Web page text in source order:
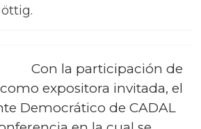
Con la participación de
expositora invitada, el
Democrático de CADAL